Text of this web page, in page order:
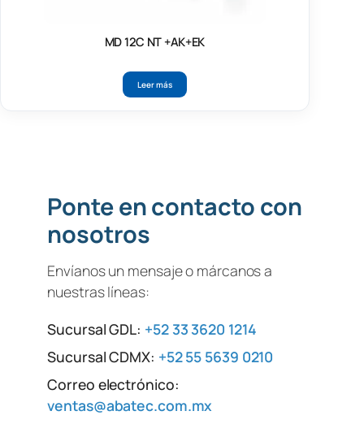
MD 12C NT +AK+EK
Leer más
Ponte en contacto con
nosotros
Envíanos un mensaje o márcanos a
nuestras líneas:
Sucursal GDL: +52 33 3620 1214
Sucursal CDMX: +52 55 5639 0210
Correo electrónico:
ventas@abatec.com.mx